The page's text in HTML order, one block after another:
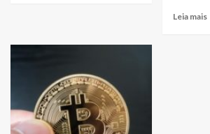
Leia mais